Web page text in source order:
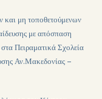
μη τοποθετούμενων
με απόσπαση
Πειραματικά Σχολεία
Αν.Μακεδονίας –